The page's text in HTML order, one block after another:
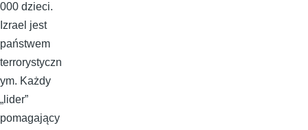
000 dzieci.
Izrael jest
państwem
terrorystyczn
ym. Każdy
„lider”
pomagający